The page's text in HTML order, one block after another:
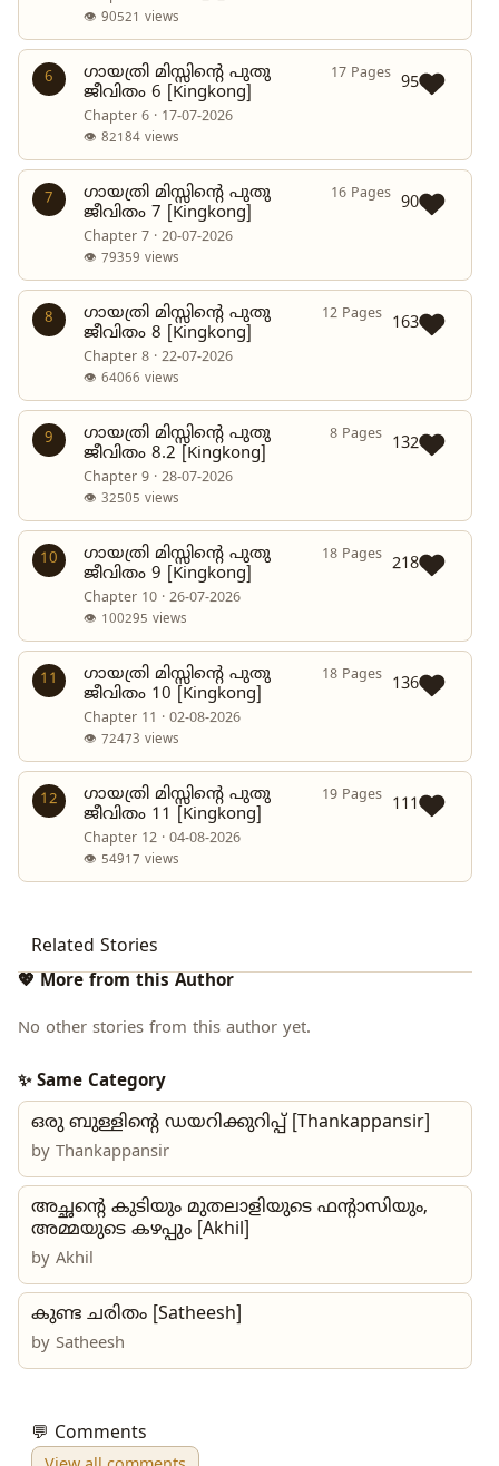
👁 90521 views
6
ഗായത്രി മിസ്സിന്റെ പുതു
ജീവിതം 6 [Kingkong]
17 Pages
Chapter 6 · 17-07-2026
👁 82184 views
95
7
ഗായത്രി മിസ്സിന്റെ പുതു
ജീവിതം 7 [Kingkong]
16 Pages
Chapter 7 · 20-07-2026
👁 79359 views
90
8
ഗായത്രി മിസ്സിന്റെ പുതു
ജീവിതം 8 [Kingkong]
12 Pages
Chapter 8 · 22-07-2026
👁 64066 views
163
9
ഗായത്രി മിസ്സിന്റെ പുതു
ജീവിതം 8.2 [Kingkong]
8 Pages
Chapter 9 · 28-07-2026
👁 32505 views
132
10
ഗായത്രി മിസ്സിന്റെ പുതു
ജീവിതം 9 [Kingkong]
18 Pages
Chapter 10 · 26-07-2026
👁 100295 views
218
11
ഗായത്രി മിസ്സിന്റെ പുതു
ജീവിതം 10 [Kingkong]
18 Pages
Chapter 11 · 02-08-2026
👁 72473 views
136
12
ഗായത്രി മിസ്സിന്റെ പുതു
ജീവിതം 11 [Kingkong]
19 Pages
Chapter 12 · 04-08-2026
👁 54917 views
111
Related Stories
💖 More from this Author
No other stories from this author yet.
✨ Same Category
ഒരു ബുള്ളിന്റെ ഡയറിക്കുറിപ്പ് [Thankappansir]
by Thankappansir
അച്ഛന്റെ കുടിയും മുതലാളിയുടെ ഫന്റാസിയും,
അമ്മയുടെ കഴപ്പും [Akhil]
by Akhil
കുണ്ട ചരിതം [Satheesh]
by Satheesh
💬 Comments